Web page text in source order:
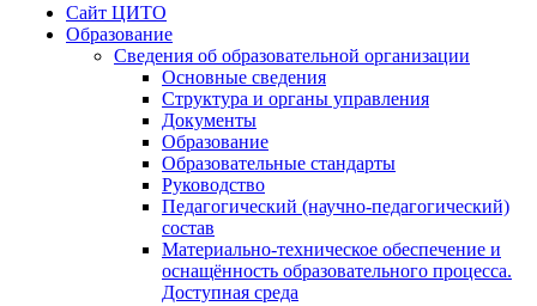
Сайт ЦИТО
Образование
Сведения об образовательной организации
Основные сведения
Структура и органы управления
Документы
Образование
Образовательные стандарты
Руководство
Педагогический (научно-педагогический)
состав
Материально-техническое обеспечение и
оснащённость образовательного процесса.
Доступная среда